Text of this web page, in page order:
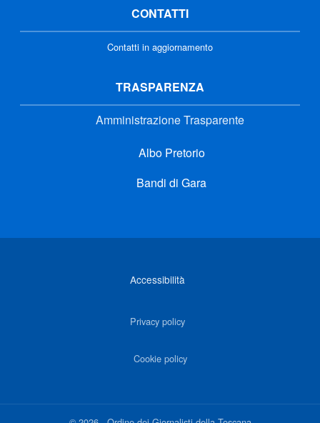
CONTATTI
Contatti in aggiornamento
TRASPARENZA
Amministrazione Trasparente
Albo Pretorio
Bandi di Gara
Accessibilità
Privacy policy
Cookie policy